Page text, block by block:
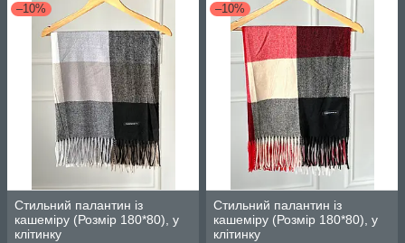
–10%
Стильний палантин із
кашеміру (Розмір 180*80), у
клітинку
–10%
Стильний палантин із
кашеміру (Розмір 180*80), у
клітинку